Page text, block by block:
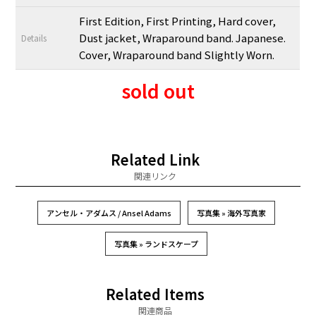
Details
First Edition, First Printing, Hard cover,
Dust jacket, Wraparound band. Japanese.
Cover, Wraparound band Slightly Worn.
sold out
Related Link
関連リンク
アンセル・アダムス / Ansel Adams 写真集 » 海外写真家
写真集 » ランドスケープ
Related Items
関連商品